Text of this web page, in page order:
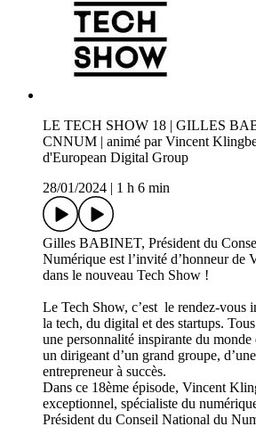
LE TECH SHOW 18 | GILLES
CNNUM | animé par Vincent
d'European Digital Group
28/01/2024
1 h 6 min
Gilles BABINET, Président du
Numérique est l’invité d’honneur de
dans le nouveau Tech Show !
Le Tech Show, c’est le rendez-vous
la tech, du digital et des startups.
une personnalité inspirante du
un dirigeant d’un grand groupe,
entrepreneur à succès.
Dans ce 18ème épisode, Vincent
exceptionnel, spécialiste du
Président du Conseil National du